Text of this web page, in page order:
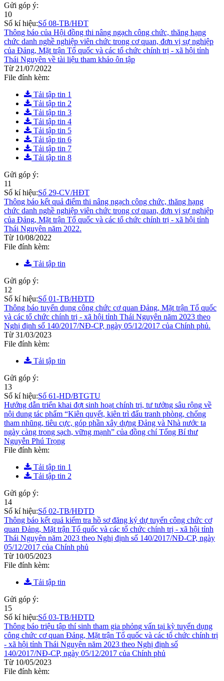
Gửi góp ý:
10
Số kí hiệu:Số 08-TB/HĐT
Thông báo của Hội đồng thi nâng ngạch công chức, thăng hạng
chức danh nghề nghiệp viên chức trong cơ quan, đơn vị sự nghiệp
của Đảng, Mặt trận Tổ quốc và các tổ chức chính trị - xã hội tỉnh
Thái Nguyên về tài liệu tham khảo ôn tập
Từ 21/07/2022
File đính kèm:
Tải tập tin 1
Tải tập tin 2
Tải tập tin 3
Tải tập tin 4
Tải tập tin 5
Tải tập tin 6
Tải tập tin 7
Tải tập tin 8
Gửi góp ý:
11
Số kí hiệu:Số 29-CV/HĐT
Thông báo kết quả điểm thi nâng ngạch công chức, thăng hạng
chức danh nghề nghiệp viên chức trong cơ quan, đơn vị sự nghiệp
của Đảng, Mặt trận Tổ quốc và các tổ chức chính trị - xã hội tỉnh
Thái Nguyên năm 2022.
Từ 10/08/2022
File đính kèm:
Tải tập tin
Gửi góp ý:
12
Số kí hiệu:Số 01-TB/HĐTD
Thông báo tuyển dụng công chức cơ quan Đảng, Mặt trận Tổ quốc
và các tổ chức chính trị - xã hội tỉnh Thái Nguyên năm 2023 theo
Nghị định số 140/2017/NĐ-CP, ngày 05/12/2017 của Chính phủ.
Từ 31/03/2023
File đính kèm:
Tải tập tin
Gửi góp ý:
13
Số kí hiệu:Số 61-HD/BTGTU
Hướng dẫn triển khai đợt sinh hoạt chính trị, tư tưởng sâu rộng về
nội dung tác phẩm “Kiên quyết, kiên trì đấu tranh phòng, chống
tham nhũng, tiêu cực, góp phần xây dựng Đảng và Nhà nước ta
ngày càng trong sạch, vững mạnh” của đồng chí Tổng Bí thư
Nguyễn Phú Trọng
File đính kèm:
Tải tập tin 1
Tải tập tin 2
Gửi góp ý:
14
Số kí hiệu:Số 02-TB/HĐTD
Thông báo kết quả kiểm tra hồ sơ đăng ký dự tuyển công chức cơ
quan Đảng, Mặt trận Tổ quốc và các tổ chức chính trị - xã hội tỉnh
Thái Nguyên năm 2023 theo Nghị định số 140/2017/NĐ-CP, ngày
05/12/2017 của Chính phủ
Từ 10/05/2023
File đính kèm:
Tải tập tin
Gửi góp ý:
15
Số kí hiệu:Số 03-TB/HĐTD
Thông báo triệu tập thí sinh tham gia phỏng vấn tại kỳ tuyển dụng
công chức cơ quan Đảng, Mặt trận Tổ quốc và các tổ chức chính trị
- xã hội tỉnh Thái Nguyên năm 2023 theo Nghị định số
140/2017/NĐ-CP, ngày 05/12/2017 của Chính phủ
Từ 10/05/2023
File đính kèm: